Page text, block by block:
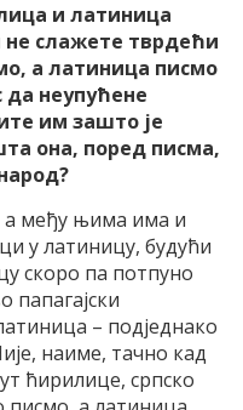
и латиница
не слажете тврдећи
а латиница писмо
да неупућене
им зашто је
она, поред писма,
међу њима има и
у латиницу, будући
скоро па потпуно
папагајски
– подједнако
наиме, тачно кад
ћирилице, српско